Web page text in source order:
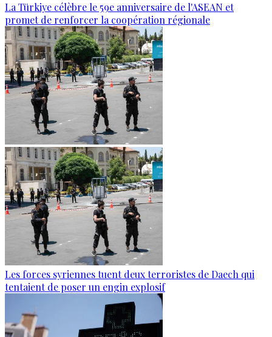
La Türkiye célèbre le 59e anniversaire de l'ASEAN et
promet de renforcer la coopération régionale
Les forces syriennes tuent deux terroristes de Daech qui
tentaient de poser un engin explosif